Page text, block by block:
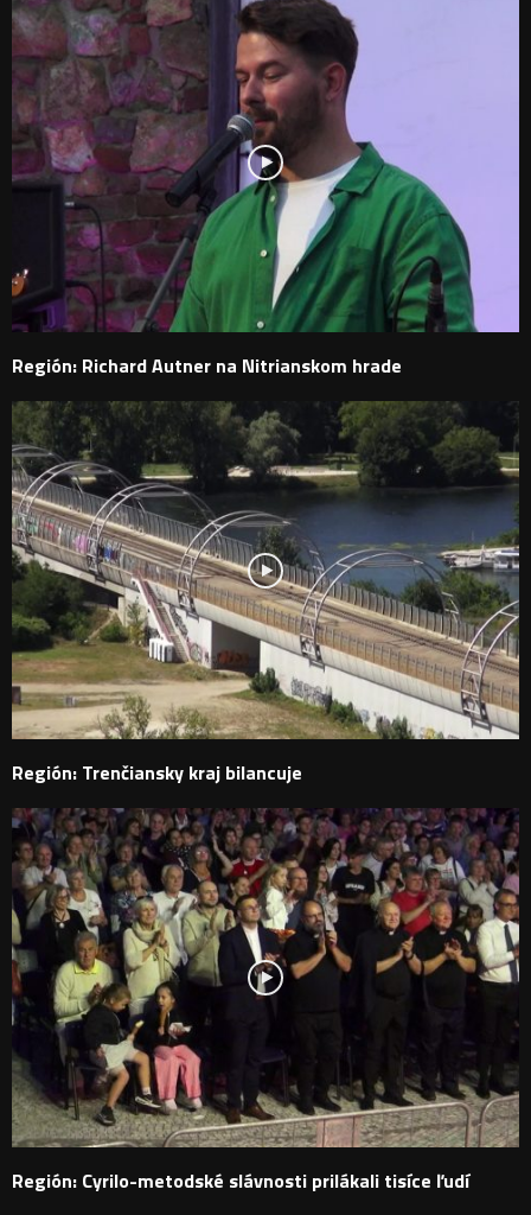
Región: Richard Autner na Nitrianskom hrade
Región: Trenčiansky kraj bilancuje
Región: Cyrilo-metodské slávnosti prilákali tisíce ľudí